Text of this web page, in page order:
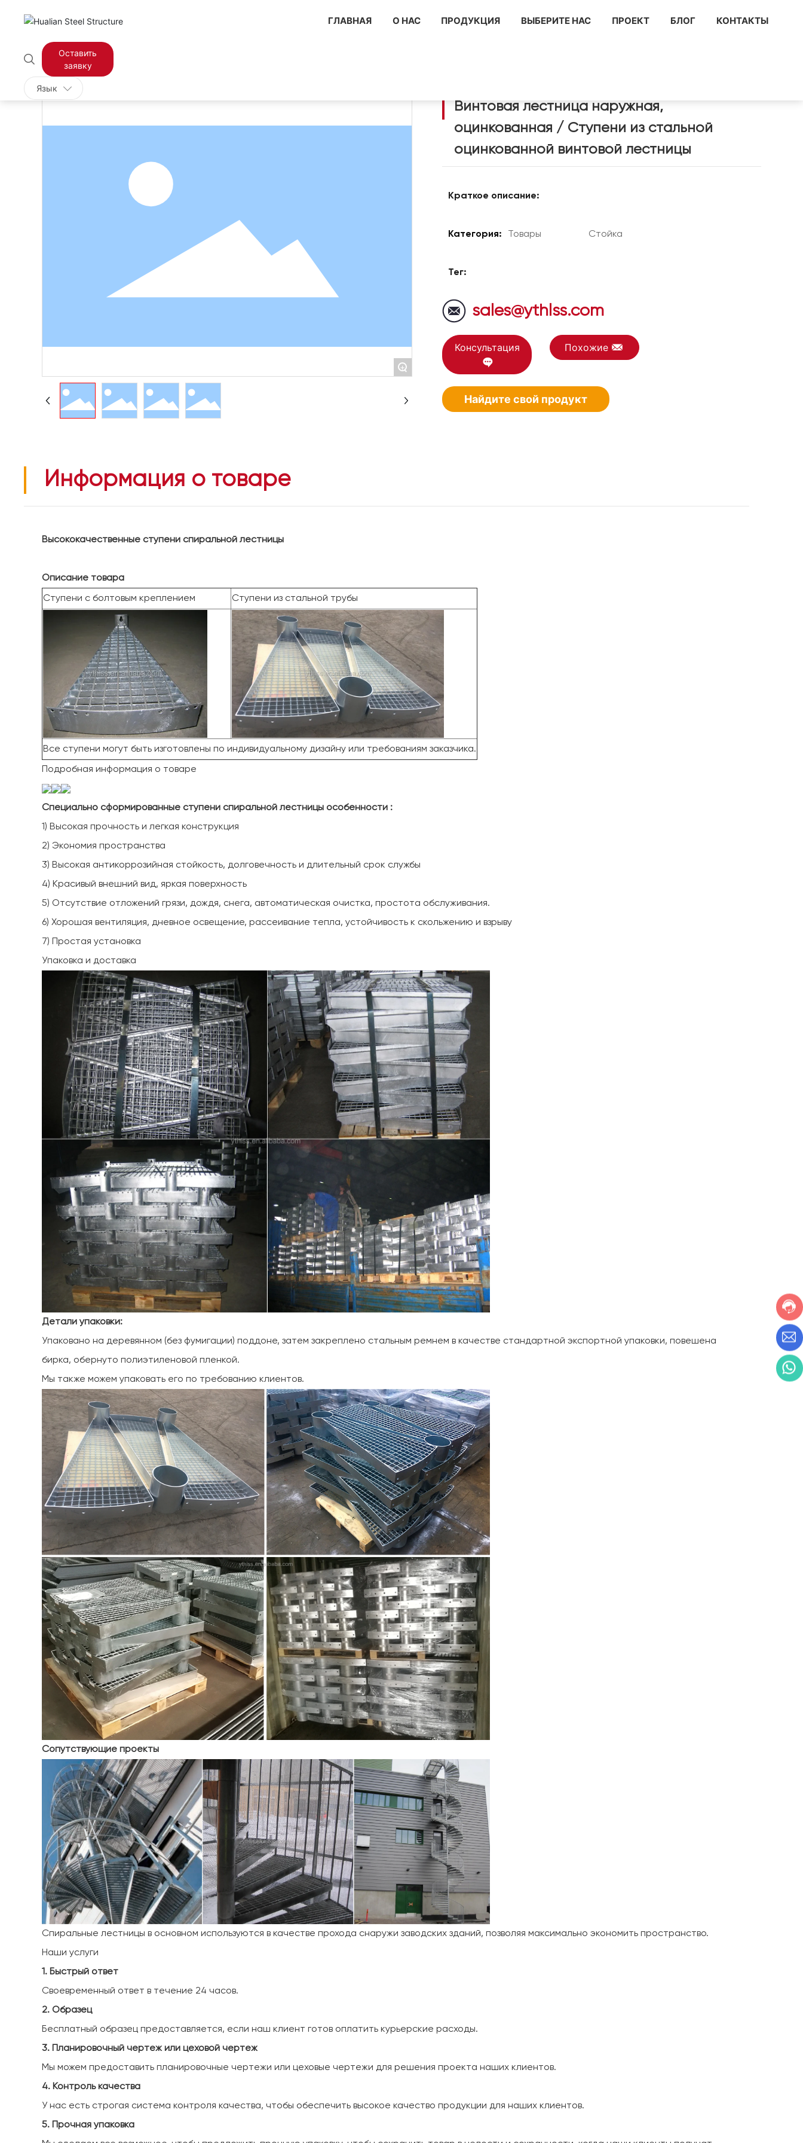
ГЛАВНАЯ О НАС ПРОДУКЦИЯ ВЫБЕРИТЕ НАС ПРОЕКТ БЛОГ КОНТАКТЫ
Оставить
заявку
Язык
+
Винтовая лестница наружная,
оцинкованная / Ступени из стальной
оцинкованной винтовой лестницы
Краткое описание:
Категория: Товары Стойка
Тег:
sales@ythlss.com
Консультация Похожие
Найдите свой продукт
Информация о товаре
Высококачественные ступени спиральной лестницы
Описание товара
Ступени с болтовым креплением Ступени из стальной трубы
Все ступени могут быть изготовлены по индивидуальному дизайну или требованиям заказчика.
Подробная информация о товаре
Специально сформированные ступени спиральной лестницы особенности :
1) Высокая прочность и легкая конструкция
2) Экономия пространства
3) Высокая антикоррозийная стойкость, долговечность и длительный срок службы
4) Красивый внешний вид, яркая поверхность
5) Отсутствие отложений грязи, дождя, снега, автоматическая очистка, простота обслуживания.
6) Хорошая вентиляция, дневное освещение, рассеивание тепла, устойчивость к скольжению и взрыву
7) Простая установка
Упаковка и доставка
Детали упаковки:
Упаковано на деревянном (без фумигации) поддоне, затем закреплено стальным ремнем в качестве стандартной экспортной упаковки, повешена
бирка, обернуто полиэтиленовой пленкой.
Мы также можем упаковать его по требованию клиентов.
Сопутствующие проекты
Спиральные лестницы в основном используются в качестве прохода снаружи заводских зданий, позволяя максимально экономить пространство.
Наши услуги
1. Быстрый ответ
Своевременный ответ в течение 24 часов.
2. Образец
Бесплатный образец предоставляется, если наш клиент готов оплатить курьерские расходы.
3. Планировочный чертеж или цеховой чертеж
Мы можем предоставить планировочные чертежи или цеховые чертежи для решения проекта наших клиентов.
4. Контроль качества
У нас есть строгая система контроля качества, чтобы обеспечить высокое качество продукции для наших клиентов.
5. Прочная упаковка